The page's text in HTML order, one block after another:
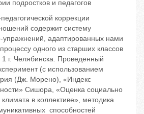
подростков и педагогов
коррекции
содержит систему
упражнений, адаптированных нами
одного из старших классов
г. Челябинска. Проведенный
(с использованием
(Дж. Морено), «Индекс
Сишора, «Оценка социально
климата в коллективе», методика
способностей